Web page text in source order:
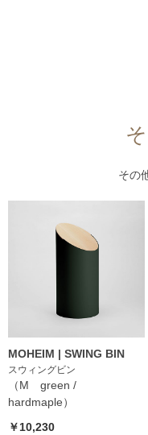
その
MOHEIM | SWING BIN
スウィングビン
（M green /
hardmaple）
￥10,230